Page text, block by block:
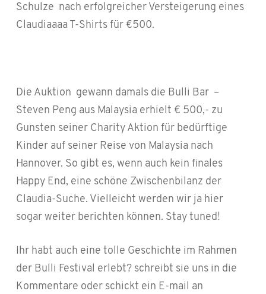
Schulze nach erfolgreicher Versteigerung eines
Claudiaaaa T-Shirts für €500.
Die Auktion gewann damals die Bulli Bar –
Steven Peng aus Malaysia erhielt € 500,- zu
Gunsten seiner Charity Aktion für bedürftige
Kinder auf seiner Reise von Malaysia nach
Hannover. So gibt es, wenn auch kein finales
Happy End, eine schöne Zwischenbilanz der
Claudia-Suche. Vielleicht werden wir ja hier
sogar weiter berichten können. Stay tuned!
Ihr habt auch eine tolle Geschichte im Rahmen
der Bulli Festival erlebt? schreibt sie uns in die
Kommentare oder schickt ein E-mail an